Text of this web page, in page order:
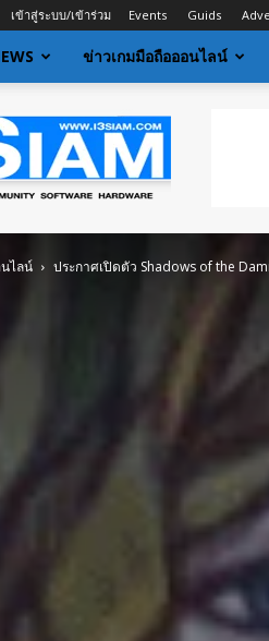
เข้าสู่ระบบ/เข้าร่วม Events Guids
ข่าวเกมมือถือออนไลน์
ไลน์ ประกาศเปิดตัว Shadows of the